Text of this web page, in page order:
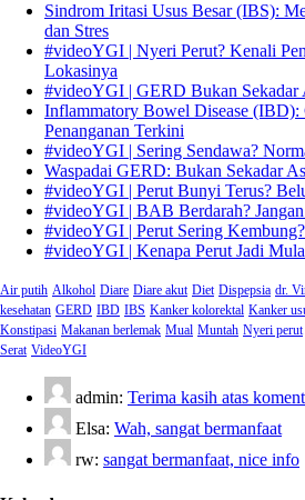
Sindrom Iritasi Usus Besar (IBS):
dan Stres
#videoYGI | Nyeri Perut? Kenali
Lokasinya
#videoYGI | GERD Bukan Sekadar
Inflammatory Bowel Disease (IBD):
Penanganan Terkini
#videoYGI | Sering Sendawa?
Waspadai GERD: Bukan Sekadar
#videoYGI | Perut Bunyi Terus?
#videoYGI | BAB Berdarah?
#videoYGI | Perut Sering
#videoYGI | Kenapa Perut Jadi
Air putih Alkohol Diare Diare akut Diet Dispepsia dr.
kesehatan GERD IBD IBS Kanker kolorektal Kanker
Konstipasi Makanan berlemak Mual Muntah Nyeri perut
Serat VideoYGI
admin: Terima kasih atas
Elsa: Wah, sangat bermanfaat
rw: sangat bermanfaat, nice info